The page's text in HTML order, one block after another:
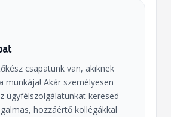
csapatunk van, akiknek
munkája! Akár személyesen
ügyfélszolgálatunkat keresed
hozzáértő kollégákkal